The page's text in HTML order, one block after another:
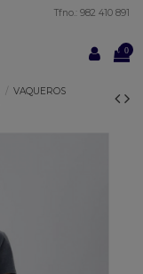
Tfno.: 982 410 891
0
VAQUEROS